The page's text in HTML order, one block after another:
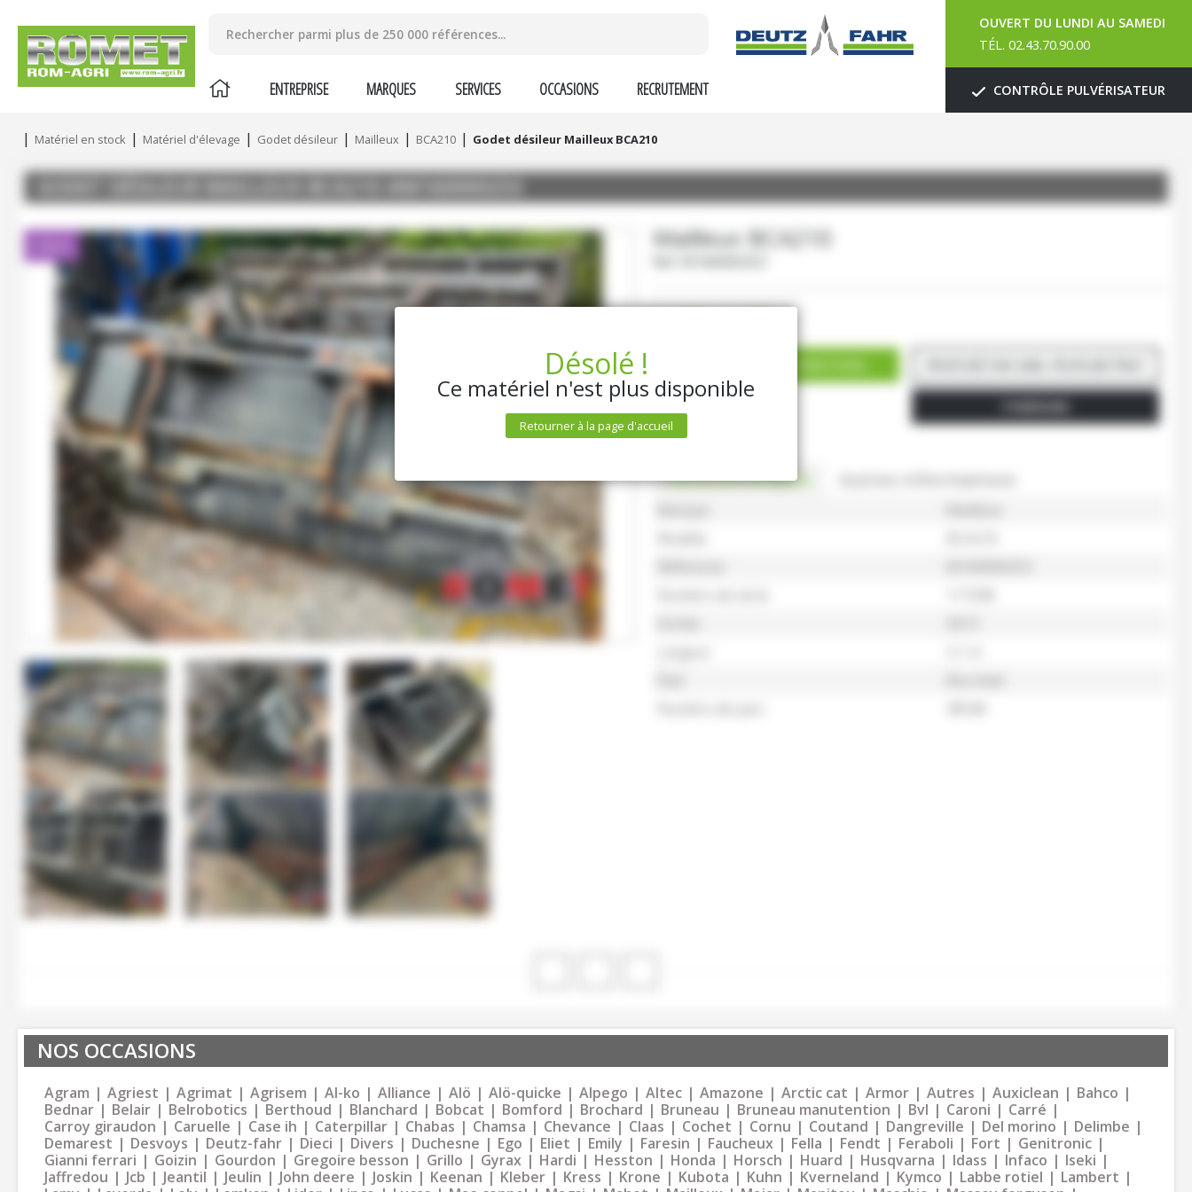
ENTREPRISE MARQUES SERVICES OCCASIONS RECRUTEMENT
OUVERT DU LUNDI AU SAMEDI
TÉL. 02.43.70.90.00
CONTRÔLE PULVÉRISATEUR
Matériel en stock Matériel d'élevage Godet désileur Mailleux BCA210 Godet désileur Mailleux BCA210
MailleuxBCA210
Caractéristiques Autres informations
Désolé !
Ce matériel n'est plus disponible
Retourner à la page d'accueil
NOS OCCASIONS
Agram Agriest Agrimat Agrisem Al-ko Alliance Alö Alö-quicke Alpego Altec Amazone Arctic cat Armor Autres Auxiclean
Bahco
Bednar
Belair Belrobotics Berthoud Blanchard Bobcat Bomford Brochard Bruneau Bruneau manutention Bvl Caroni
Carré
Carroy giraudon
Caruelle Case ih Caterpillar Chabas Chamsa Chevance Claas Cochet Cornu Coutand Dangreville Del morino
Delimbe
Demarest
Desvoys Deutz-fahr Dieci Divers Duchesne Ego Eliet Emily Faresin Faucheux Fella Fendt Feraboli Fort
Genitronic
Gianni ferrari
Goizin Gourdon Gregoire besson Grillo Gyrax Hardi Hesston Honda Horsch Huard Husqvarna Idass Infaco
Iseki
Jaffredou
Jcb Jeantil Jeulin John deere Joskin Keenan Kleber Kress Krone Kubota Kuhn Kverneland Kymco Labbe rotiel
Lambert